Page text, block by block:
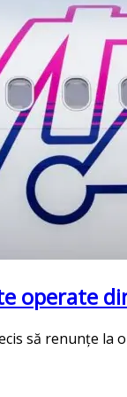
operate
să renunțe